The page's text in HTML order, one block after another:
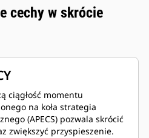
cechy w skrócie
ciągłość momentu
na koła strategia
(APECS) pozwala skrócić
zwiększyć przyspieszenie.